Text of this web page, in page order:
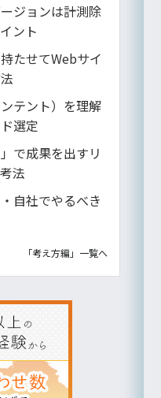
ジョンは計測除
ント
たせてWebサイ
テント）を理解
選定
で成果を出すリ
法
自社でやるべき
「考え方編」一覧へ